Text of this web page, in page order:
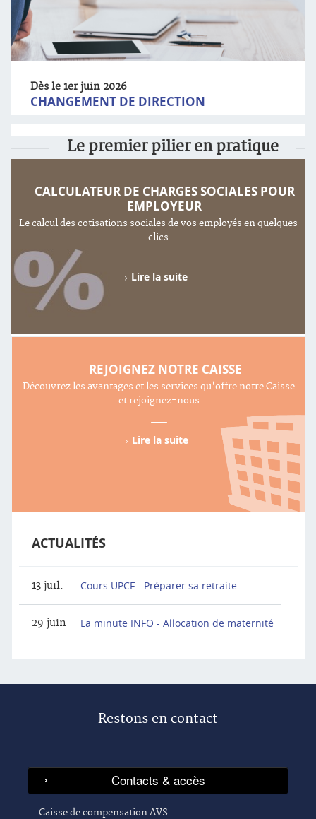
Dès le 1er juin 2026
CHANGEMENT DE DIRECTION
Le premier pilier en pratique
CALCULATEUR DE CHARGES SOCIALES POUR
EMPLOYEUR
Le calcul des cotisations sociales de vos employés en quelques
clics
Lire la suite
REJOIGNEZ NOTRE CAISSE
Découvrez les avantages et les services qu'offre notre Caisse
et rejoignez-nous
Lire la suite
ACTUALITÉS
13 juil. Cours UPCF - Préparer sa retraite
29 juin La minute INFO - Allocation de maternité
Restons en contact
Caisse de compensation AVS